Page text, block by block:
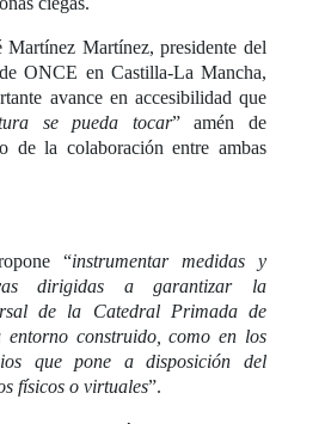
Martínez Martínez, presidente del
ONCE en Castilla-La Mancha,
avance en accesibilidad que
se pueda tocar” amén de
de la colaboración entre ambas
“instrumentar medidas y
dirigidas a garantizar la
de la Catedral Primada de
entorno construido, como en los
que pone a disposición del
físicos o virtuales”.